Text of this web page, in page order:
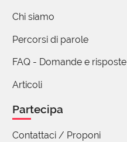
Chi siamo
Percorsi di parole
FAQ - Domande e risposte
Articoli
Partecipa
Contattaci / Proponi